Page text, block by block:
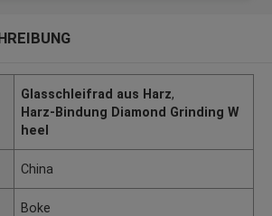
Glasschleifrad aus Harz,
Harz-Bindung Diamond Grinding W
heel
China
Boke